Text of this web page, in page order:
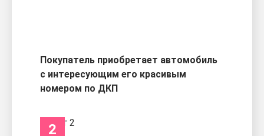
Покупатель приобретает автомобиль
с интересующим его красивым
номером по ДКП
2